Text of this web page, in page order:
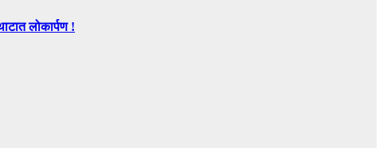
लोकार्पण !